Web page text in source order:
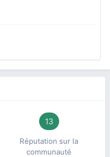
13
Réputation sur la
communauté